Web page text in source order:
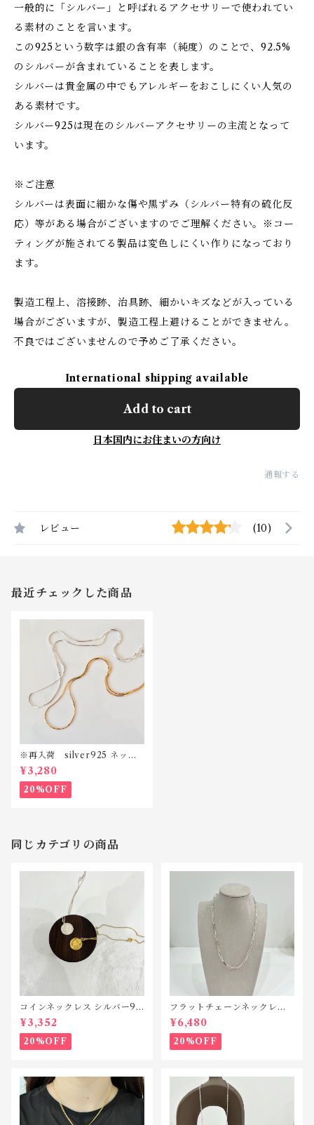
一般的に「シルバー」と呼ばれるアクセサリーで使われてい
る素材のことを言います。
この925という数字は銀の含有率（純度）のことで、92.5%
のシルバーが含まれていることを表します。
シルバーは貴金属の中でもアレルギーをおこしにくい人気の
ある素材です。
シルバー925は現在のシルバーアクセサリーの主流となって
います。
※ご注意
シルバーは表面に細かな傷や黒ずみ（シルバー特有の硫化反
応）等がある場合がございますのでご理解ください。※コー
ティングが施されてる製品は変色しにくい作りになっており
ます。
製造工程上、溶接跡、治具跡、細かいキズなどが入っている
場合がございますが、製造工程上避けることができません。
不良ではございませんので予めご了承ください。
International shipping available
Add to cart
日本国内にお住まいの方向け
通報する
レビュー (10)
最近チェックした商品
※再入荷 silver925 ネック
レス N026
¥3,280
20%OFF
同じカテゴリの商品
コインネックレス シルバー92
5 N044
¥3,352
20%OFF
フラットチェーンネックレス
シルバー925 N042
¥6,480
20%OFF